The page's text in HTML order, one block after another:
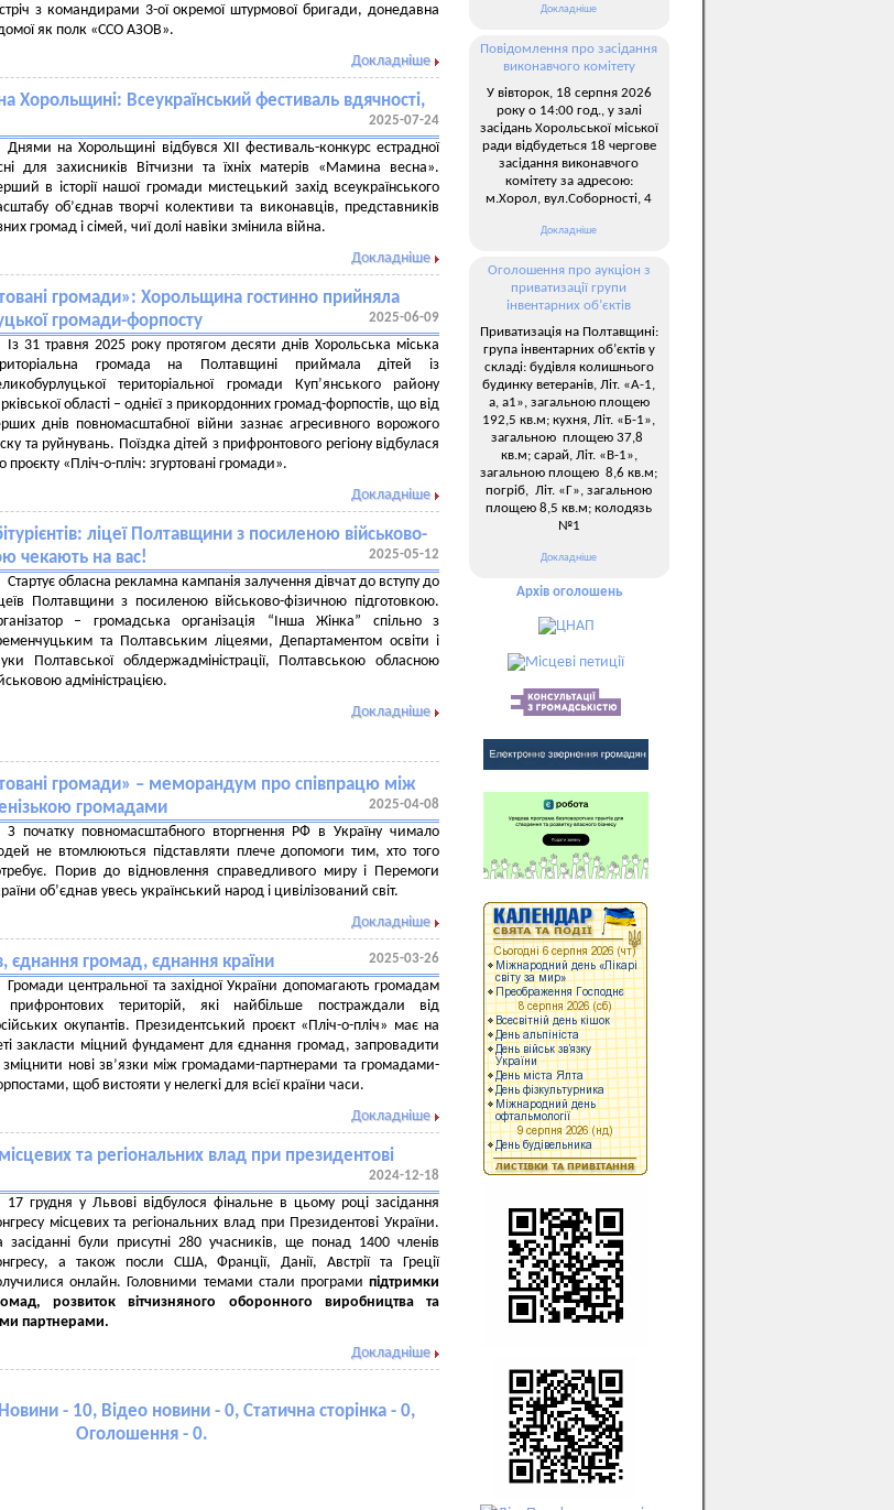
з командирами 3-ої окремої штурмової бригади, донедавна
як полк «ССО АЗОВ».
Докладніше
Хорольщині: Всеукраїнський фестиваль вдячності,
2025-07-24
Днями на Хорольщині відбувся XII фестиваль-конкурс естрадної
для захисників Вітчизни та їхніх матерів «Мамина весна».
в історії нашої громади мистецький захід всеукраїнського
об’єднав творчі колективи та виконавців, представників
громад і сімей, чиї долі навіки змінила війна.
Докладніше
громади»: Хорольщина гостинно прийняла
громади-форпосту
2025-06-09
Із 31 травня 2025 року протягом десяти днів Хорольська міська
громада на Полтавщині приймала дітей із
територіальної громади Купʼянського району
області – однієї з прикордонних громад-форпостів, що від
днів повномасштабної війни зазнає агресивного ворожого
та руйнувань. Поїздка дітей з прифронтового регіону відбулася
«Пліч-о-пліч: згуртовані громади».
Докладніше
ліцеї Полтавщини з посиленою військово-
чекають на вас!
2025-05-12
Стартує обласна рекламна кампанія залучення дівчат до вступу до
Полтавщини з посиленою військово-фізичною підготовкою.
– громадська організація “Інша Жінка” спільно з
та Полтавським ліцеями, Департаментом освіти і
Полтавської облдержадміністрації, Полтавською обласною
адміністрацією.
Докладніше
громади» – меморандум про співпрацю між
громадами
2025-04-08
З початку повномасштабного вторгнення РФ в Україну чимало
не втомлюються підставляти плече допомоги тим, хто того
Порив до відновлення справедливого миру і Перемоги
обʼєднав увесь український народ і цивілізований світ.
Докладніше
єднання громад, єднання країни 2025-03-26
Громади центральної та західної України допомагають громадам
прифронтових територій, які найбільше постраждали від
окупантів. Президентський проєкт «Пліч-о-пліч» має на
закласти міцний фундамент для єднання громад, запровадити
зміцнити нові зв’язки між громадами-партнерами та громадами-
щоб вистояти у нелегкі для всієї країни часи.
Докладніше
та регіональних влад при президентові
2024-12-18
17 грудня у Львові відбулося фінальне в цьому році засідання
місцевих та регіональних влад при Президентові України.
засіданні були присутні 280 учасників, ще понад 1400 членів
а також посли США, Франції, Данії, Австрії та Греції
онлайн. Головними темами стали програми підтримки
розвиток вітчизняного оборонного виробництва та
партнерами.
Докладніше
- 10, Відео новини - 0, Статична сторінка - 0,
Оголошення - 0.
Докладніше
Повідомлення про засідання
виконавчого комітету
У вівторок, 18 серпня 2026
року о 14:00 год., у залі
засідань Хорольської міської
ради відбудеться 18 чергове
засідання виконавчого
комітету за адресою:
м.Хорол, вул.Соборності, 4
Докладніше
Оголошення про аукціон з
приватизації групи
інвентарних об’єктів
Приватизація на Полтавщині:
група інвентарних об’єктів у
складі: будівля колишнього
будинку ветеранів, Літ. «А-1,
а, а1», загальною площею
192,5 кв.м; кухня, Літ. «Б-1»,
загальною площею 37,8
кв.м; сарай, Літ. «В-1»,
загальною площею 8,6 кв.м;
погріб, Літ. «Г», загальною
площею 8,5 кв.м; колодязь
№1
Докладніше
Архів оголошень